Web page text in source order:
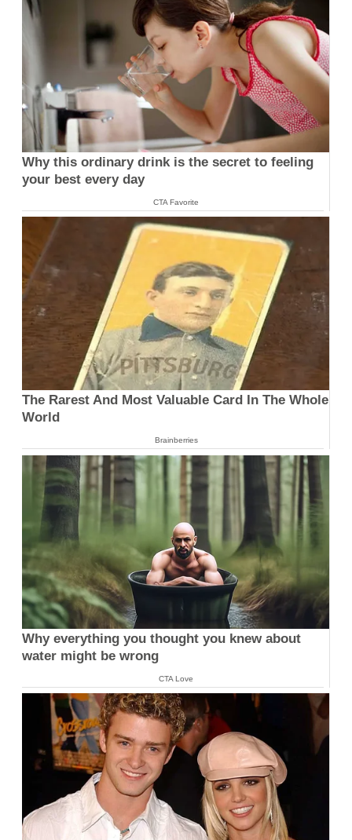
Why this ordinary drink is the secret to feeling
your best every day
CTA Favorite
The Rarest And Most Valuable Card In The Whole
World
Brainberries
Why everything you thought you knew about
water might be wrong
CTA Love